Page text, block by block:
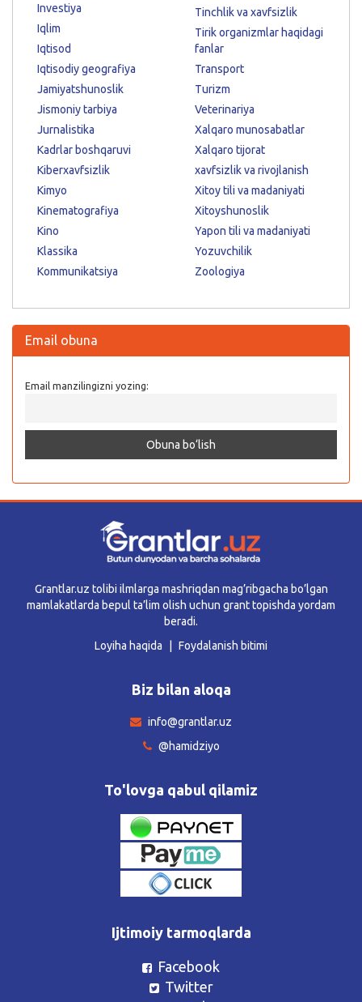
Investiya
Iqlim
Iqtisod
Iqtisodiy geografiya
Jamiyatshunoslik
Jismoniy tarbiya
Jurnalistika
Kadrlar boshqaruvi
Kiberxavfsizlik
Kimyo
Kinematografiya
Kino
Klassika
Kommunikatsiya
Tinchlik va xavfsizlik
Tirik organizmlar haqidagi
fanlar
Transport
Turizm
Veterinariya
Xalqaro munosabatlar
Xalqaro tijorat
xavfsizlik va rivojlanish
Xitoy tili va madaniyati
Xitoyshunoslik
Yapon tili va madaniyati
Yozuvchilik
Zoologiya
Email obuna
Email manzilingizni yozing:
Grantlar.uz tolibi ilmlarga mashriqdan mag’ribgacha bo’lgan
mamlakatlarda bepul ta’lim olish uchun grant topishda yordam
beradi.
Loyiha haqida
Foydalanish bitimi
Biz bilan aloqa
info@grantlar.uz
@hamidziyo
To'lovga qabul qilamiz
Ijtimoiy tarmoqlarda
Facebook
Twitter